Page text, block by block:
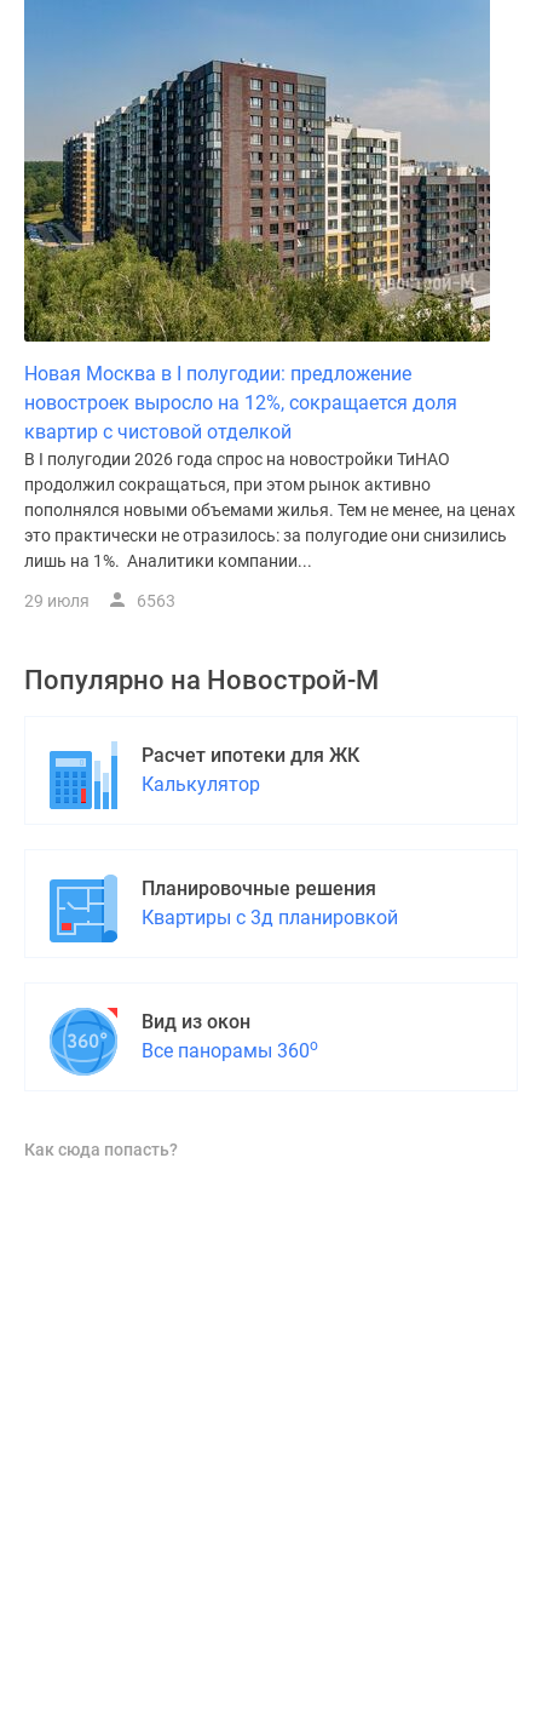
Новая Москва в I полугодии: предложение
новостроек выросло на 12%, сокращается доля
квартир с чистовой отделкой
В I полугодии 2026 года спрос на новостройки ТиНАО
продолжил сокращаться, при этом рынок активно
пополнялся новыми объемами жилья. Тем не менее, на ценах
это практически не отразилось: за полугодие они снизились
лишь на 1%. Аналитики компании...
29 июля 6563
Популярно на Новострой-М
Расчет ипотеки для ЖК
Калькулятор
Планировочные решения
Квартиры с 3д планировкой
Вид из окон
Все панорамы 360о
Как сюда попасть?